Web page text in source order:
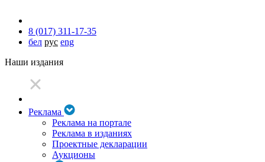
8 (017) 311-17-35
бел рус eng
Наши издания
Реклама
Реклама на портале
Реклама в изданиях
Проектные декларации
Аукционы